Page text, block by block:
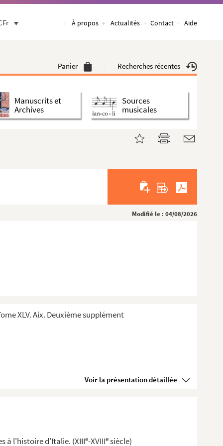
À propos Actualités Contact Aide
Panier Recherches récentes
Manuscrits et
Archives
Sources
musicales
Modifié le : 04/08/2026
XLV. Aix. Deuxième supplément
Voir la présentation détaillée
à l'histoire d'Italie. (XIIIe-XVIIIesiècle)